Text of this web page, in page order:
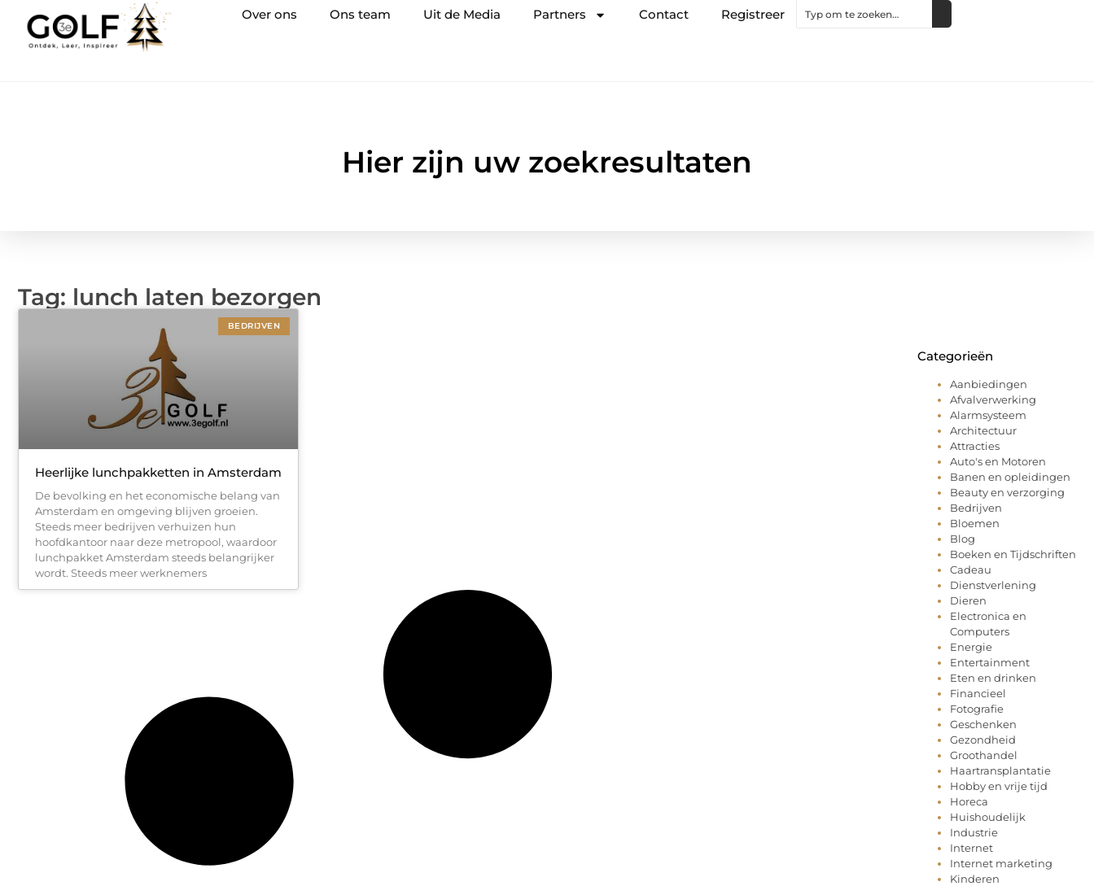
Over ons Ons team Uit de Media Partners Contact Registreer
Hier zijn uw zoekresultaten
Tag: lunch laten bezorgen
BEDRIJVEN
Heerlijke lunchpakketten in Amsterdam
De bevolking en het economische belang van
Amsterdam en omgeving blijven groeien.
Steeds meer bedrijven verhuizen hun
hoofdkantoor naar deze metropool, waardoor
lunchpakket Amsterdam steeds belangrijker
wordt. Steeds meer werknemers
Categorieën
Aanbiedingen
Afvalverwerking
Alarmsysteem
Architectuur
Attracties
Auto's en Motoren
Banen en opleidingen
Beauty en verzorging
Bedrijven
Bloemen
Blog
Boeken en Tijdschriften
Cadeau
Dienstverlening
Dieren
Electronica en
Computers
Energie
Entertainment
Eten en drinken
Financieel
Fotografie
Geschenken
Gezondheid
Groothandel
Haartransplantatie
Hobby en vrije tijd
Horeca
Huishoudelijk
Industrie
Internet
Internet marketing
Kinderen